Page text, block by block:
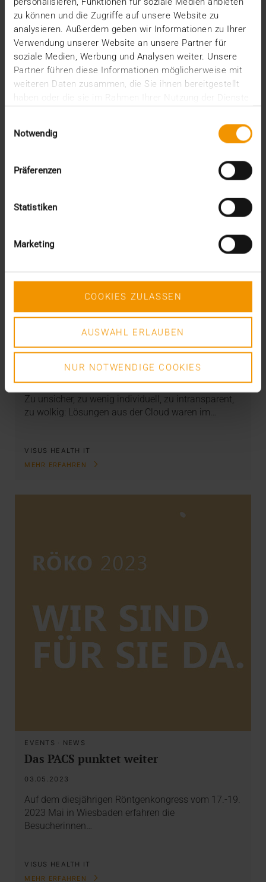
zu können und die Zugriffe auf unsere Website zu
analysieren. Außerdem geben wir Informationen zu Ihrer
Verwendung unserer Website an unsere Partner für
soziale Medien, Werbung und Analysen weiter. Unsere
Partner führen diese Informationen möglicherweise mit
weiteren Daten zusammen, die Sie ihnen bereitgestellt
Notwendig
Präferenzen
Statistiken
Marketing
COOKIES ZULASSEN
AUSWAHL ERLAUBEN
NUR NOTWENDIGE COOKIES
Da…
VISUS HEALTH IT
MEHR ERFAHREN
VISUS Cloud - Next Level
Zu unsicher, zu wenig individuell, zu intransparent,
zu wolkig: Lösungen aus der Cloud waren im…
VISUS HEALTH IT
MEHR ERFAHREN
EVENTS · NEWS
Das PACS punktet weiter
03.05.2023
Auf dem diesjährigen Röntgenkongress vom 17.-19.
2023 Mai in Wiesbaden erfahren die
Besucherinnen…
VISUS HEALTH IT
MEHR ERFAHREN